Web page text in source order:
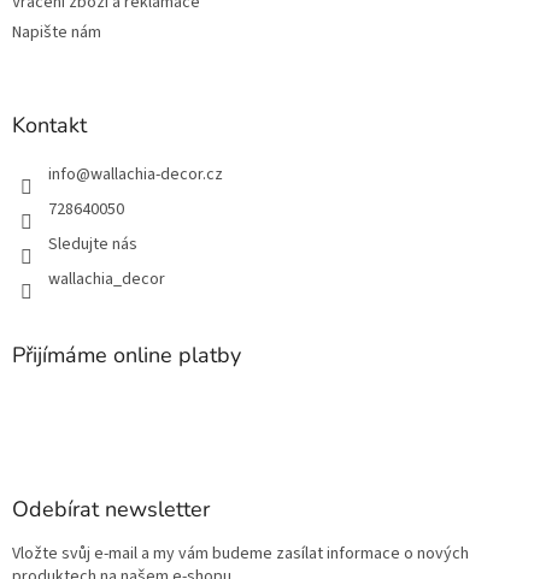
Napište nám
Kontakt
info@wallachia-decor.cz
728640050
Sledujte nás
wallachia_decor
Přijímáme online platby
Odebírat newsletter
Vložte svůj e-mail a my vám budeme zasílat informace o nových